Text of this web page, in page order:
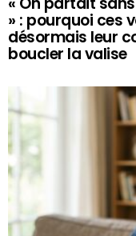
» : pourquoi ces
désormais leur
boucler la valise